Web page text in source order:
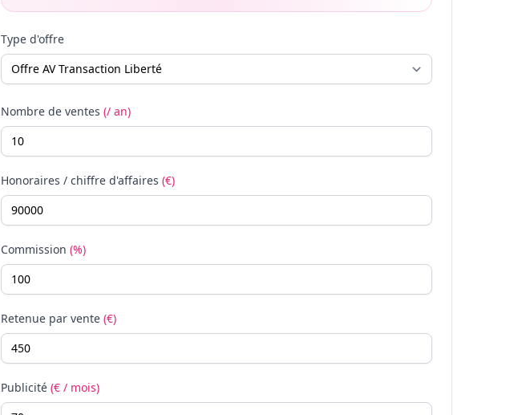
Type d'offre
Nombre de ventes (/ an)
Honoraires / chiffre d'affaires (€)
Commission (%)
Retenue par vente (€)
Publicité (€ / mois)